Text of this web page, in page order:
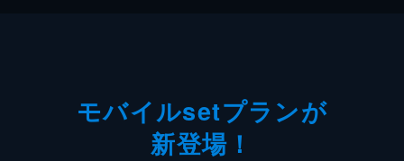
モバイルsetプランが
新登場！